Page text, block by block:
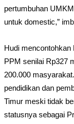
pertumbuhan
untuk domestic,”
Hudi
PPM senilai Rp327
200.000
pendidikan dan
Timur meski tidak
statusnya sebagai